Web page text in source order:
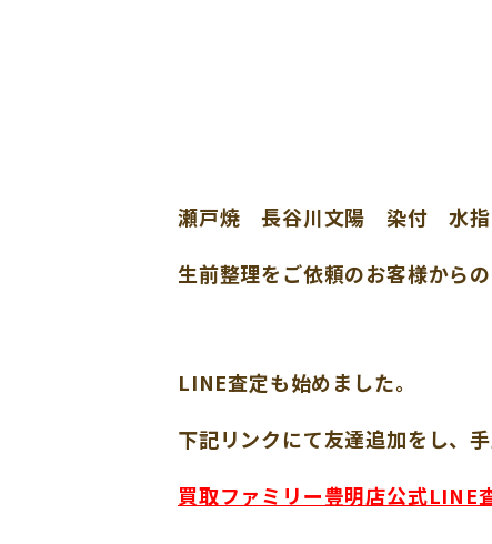
瀬戸焼 長谷川文陽 染付 水指
生前整理をご依頼のお客様からの
LINE査定も始めました。
下記リンクにて友達追加をし、
買取ファミリー豊明店公式LINE